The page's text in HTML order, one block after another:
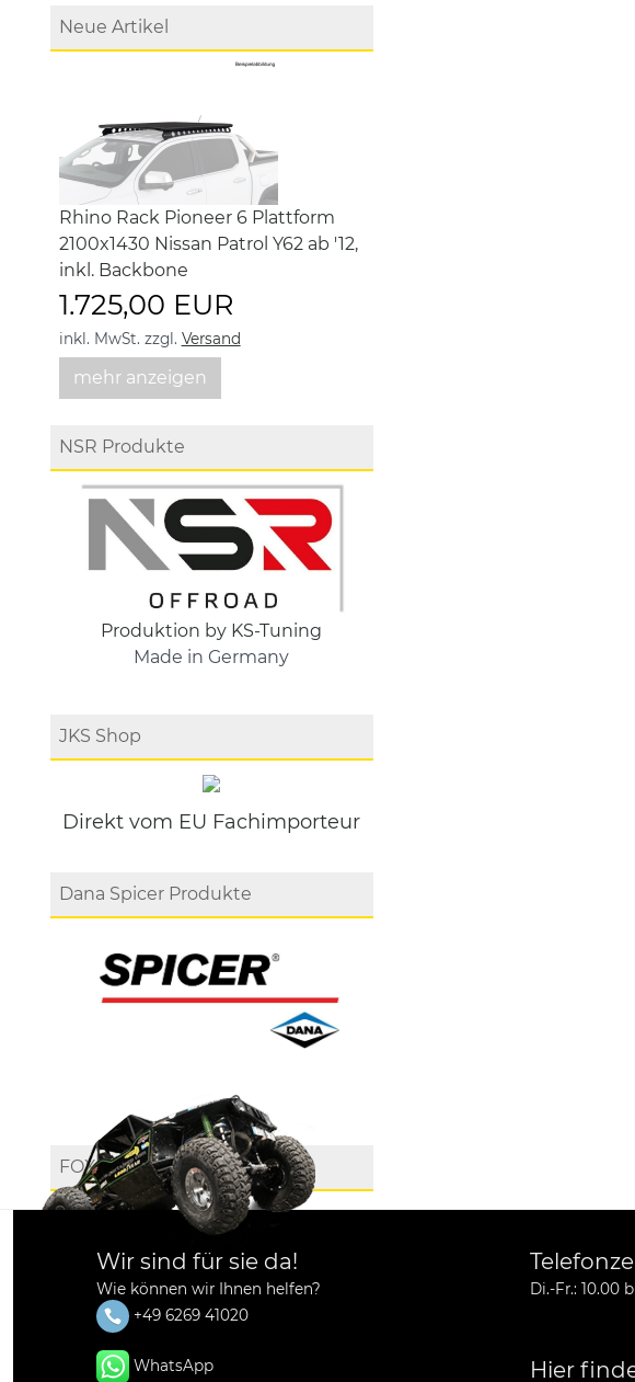
Neue Artikel
Rhino Rack Pioneer 6 Plattform
2100x1430 Nissan Patrol Y62 ab '12,
inkl. Backbone
1.725,00 EUR
inkl. MwSt. zzgl. Versand
mehr anzeigen
NSR Produkte
Produktion by KS-Tuning
Made in Germany
JKS Shop
Direkt vom EU Fachimporteur
Dana Spicer Produkte
FOX
Wir sind für sie da!
Wie können wir Ihnen helfen?
+49 6269 41020
WhatsApp
Di.-Fr.: 10.00
Hier